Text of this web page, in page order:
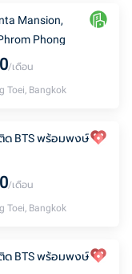
Mansion,
Phong
/เดือน
Toei, Bangkok
ด BTS พร้อมพงษ์
/เดือน
Toei, Bangkok
ด BTS พร้อมพงษ์